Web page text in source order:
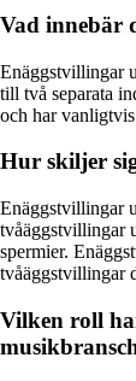
Vad innebär
Enäggstvillingar
till två separata
och har
Hur skiljer
Enäggstvillingar
tvåäggstvillingar
spermier.
tvåäggstvillingar
Vilken roll